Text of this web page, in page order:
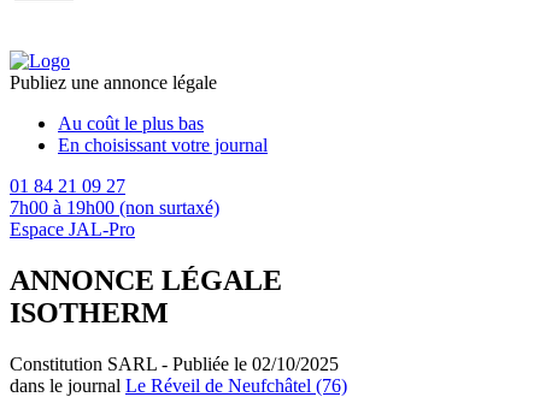
Publiez une annonce légale
Au coût le plus bas
En choisissant votre journal
01 84 21 09 27
7h00 à 19h00 (non surtaxé)
Espace JAL-Pro
ANNONCE LÉGALE
ISOTHERM
Constitution SARL - Publiée le 02/10/2025
dans le journal Le Réveil de Neufchâtel (76)